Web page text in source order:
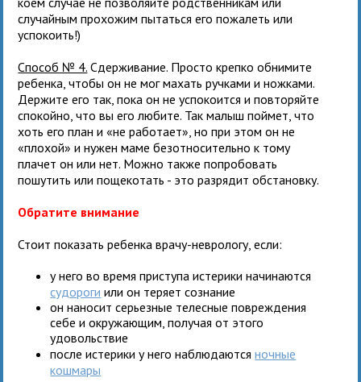
случайным прохожим пытаться его пожалеть или
успокоить!)
Способ № 4. Сдерживание. Просто крепко обнимите
ребенка, чтобы он не мог махать ручками и ножками.
Держите его так, пока он не успокоится и повторяйте
спокойно, что вы его любите. Так малыш поймет, что
хоть его план и «не работает», но при этом он не
«плохой» и нужен маме безотносительно к тому
плачет он или нет. Можно также попробовать
пошутить или пощекотать - это разрядит обстановку.
Обратите внимание
Стоит показать ребенка врачу-неврологу, если:
у него во время приступа истерики начинаются
судороги или он теряет сознание
он наносит серьезные телесные повреждения
себе и окружающим, получая от этого
удовольствие
после истерики у него наблюдаютсяночные
кошмары